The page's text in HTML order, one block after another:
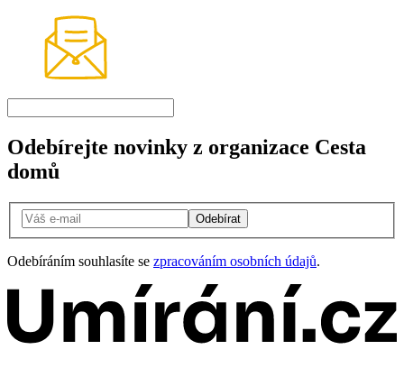
Odebírejte novinky z organizace Cesta
domů
Odebírat
Odebíráním souhlasíte se zpracováním osobních údajů.